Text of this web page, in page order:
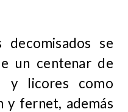
se
un centenar de
y licores como
y fernet, además